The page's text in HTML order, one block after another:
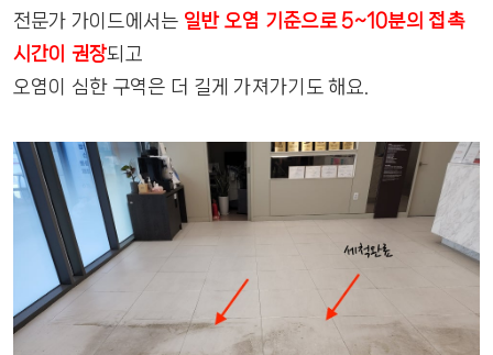
전문가 가이드에서는 일반 오염 기준으로 5~10분의 접촉
시간이 권장되고
오염이 심한 구역은 더 길게 가져가기도 해요.